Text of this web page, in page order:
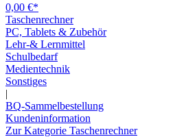
0,00 €*
Taschenrechner
PC, Tablets & Zubehör
Lehr-& Lernmittel
Schulbedarf
Medientechnik
Sonstiges
|
BQ-Sammelbestellung
Kundeninformation
Zur Kategorie Taschenrechner